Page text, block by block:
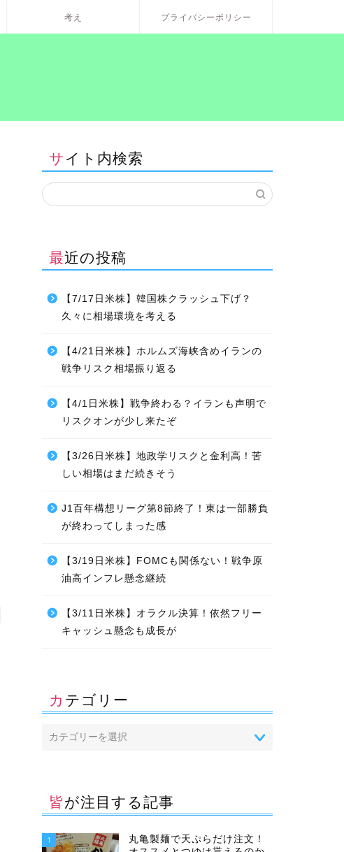
考え プライバシーポリシー
サイト内検索
最近の投稿
【7/17日米株】韓国株クラッシュ下げ？
久々に相場環境を考える
【4/21日米株】ホルムズ海峡含めイランの
戦争リスク相場振り返る
【4/1日米株】戦争終わる？イランも声明で
リスクオンが少し来たぞ
【3/26日米株】地政学リスクと金利高！苦
しい相場はまだ続きそう
J1百年構想リーグ第8節終了！東は一部勝負
が終わってしまった感
【3/19日米株】FOMCも関係ない！戦争原
油高インフレ懸念継続
【3/11日米株】オラクル決算！依然フリー
キャッシュ懸念も成長が
カテゴリー
皆が注目する記事
1
丸亀製麺で天ぷらだけ注文！